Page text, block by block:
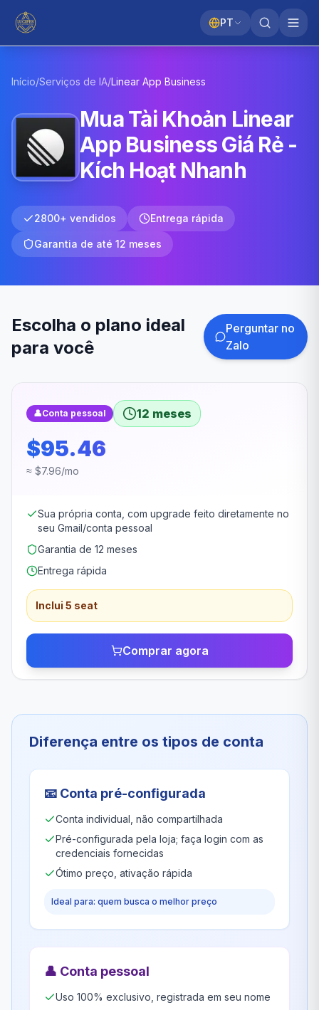
PT
Início/Serviços de IA/Linear App Business
Mua Tài Khoản Linear
App Business Giá Rẻ -
Kích Hoạt Nhanh
2800+ vendidos Entrega rápida
Garantia de até 12 meses
Escolha o plano ideal
para você
Perguntar no
Zalo
👤Conta pessoal 12 meses
$95.46
≈ $7.96/mo
Sua própria conta, com upgrade feito diretamente no
seu Gmail/conta pessoal
Garantia de 12 meses
Entrega rápida
Inclui 5 seat
Comprar agora
Diferença entre os tipos de conta
📧 Conta pré-configurada
Conta individual, não compartilhada
Pré-configurada pela loja; faça login com as
credenciais fornecidas
Ótimo preço, ativação rápida
Ideal para: quem busca o melhor preço
👤 Conta pessoal
Uso 100% exclusivo, registrada em seu nome